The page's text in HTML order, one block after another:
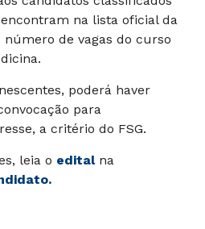
na lista oficial da
de vagas do curso
poderá haver
para
a critério do FSG.
leia o editalna